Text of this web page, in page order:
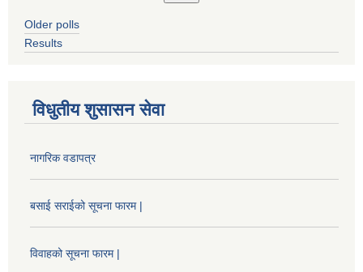
Older polls
Results
विधुतीय शुसासन सेवा
नागरिक वडापत्र
बसाई सराईको सूचना फारम |
विवाहको सूचना फारम |